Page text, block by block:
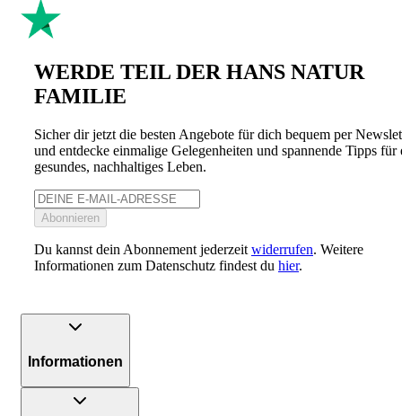
WERDE TEIL DER HANS NATUR
FAMILIE
Sicher dir jetzt die besten Angebote für dich bequem per
und entdecke einmalige Gelegenheiten und spannende Tipps für
gesundes, nachhaltiges Leben.
Abonnieren
Du kannst dein Abonnement jederzeit widerrufen. Weitere
Informationen zum Datenschutz findest du hier.
Informationen